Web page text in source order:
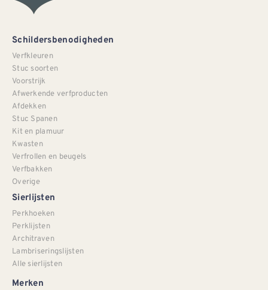
Schildersbenodigheden
Verfkleuren
Stuc soorten
Voorstrijk
Afwerkende verfproducten
Afdekken
Stuc Spanen
Kit en plamuur
Kwasten
Verfrollen en beugels
Verfbakken
Overige
Sierlijsten
Perkhoeken
Perklijsten
Architraven
Lambriseringslijsten
Alle sierlijsten
Merken